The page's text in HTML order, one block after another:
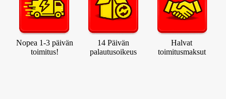
Nopea 1-3 päivän
toimitus!
14 Päivän
palautusoikeus
Halvat
toimitusmaksut